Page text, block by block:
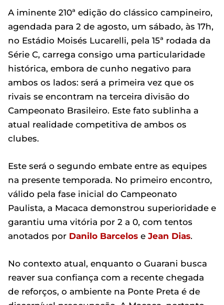
A iminente 210ª edição do clássico campineiro,
agendada para 2 de agosto, um sábado, às 17h,
no Estádio Moisés Lucarelli, pela 15ª rodada da
Série C, carrega consigo uma particularidade
histórica, embora de cunho negativo para
ambos os lados: será a primeira vez que os
rivais se encontram na terceira divisão do
Campeonato Brasileiro. Este fato sublinha a
atual realidade competitiva de ambos os
clubes.
Este será o segundo embate entre as equipes
na presente temporada. No primeiro encontro,
válido pela fase inicial do Campeonato
Paulista, a Macaca demonstrou superioridade e
garantiu uma vitória por 2 a 0, com tentos
anotados por Danilo Barcelos e Jean Dias.
No contexto atual, enquanto o Guarani busca
reaver sua confiança com a recente chegada
de reforços, o ambiente na Ponte Preta é de